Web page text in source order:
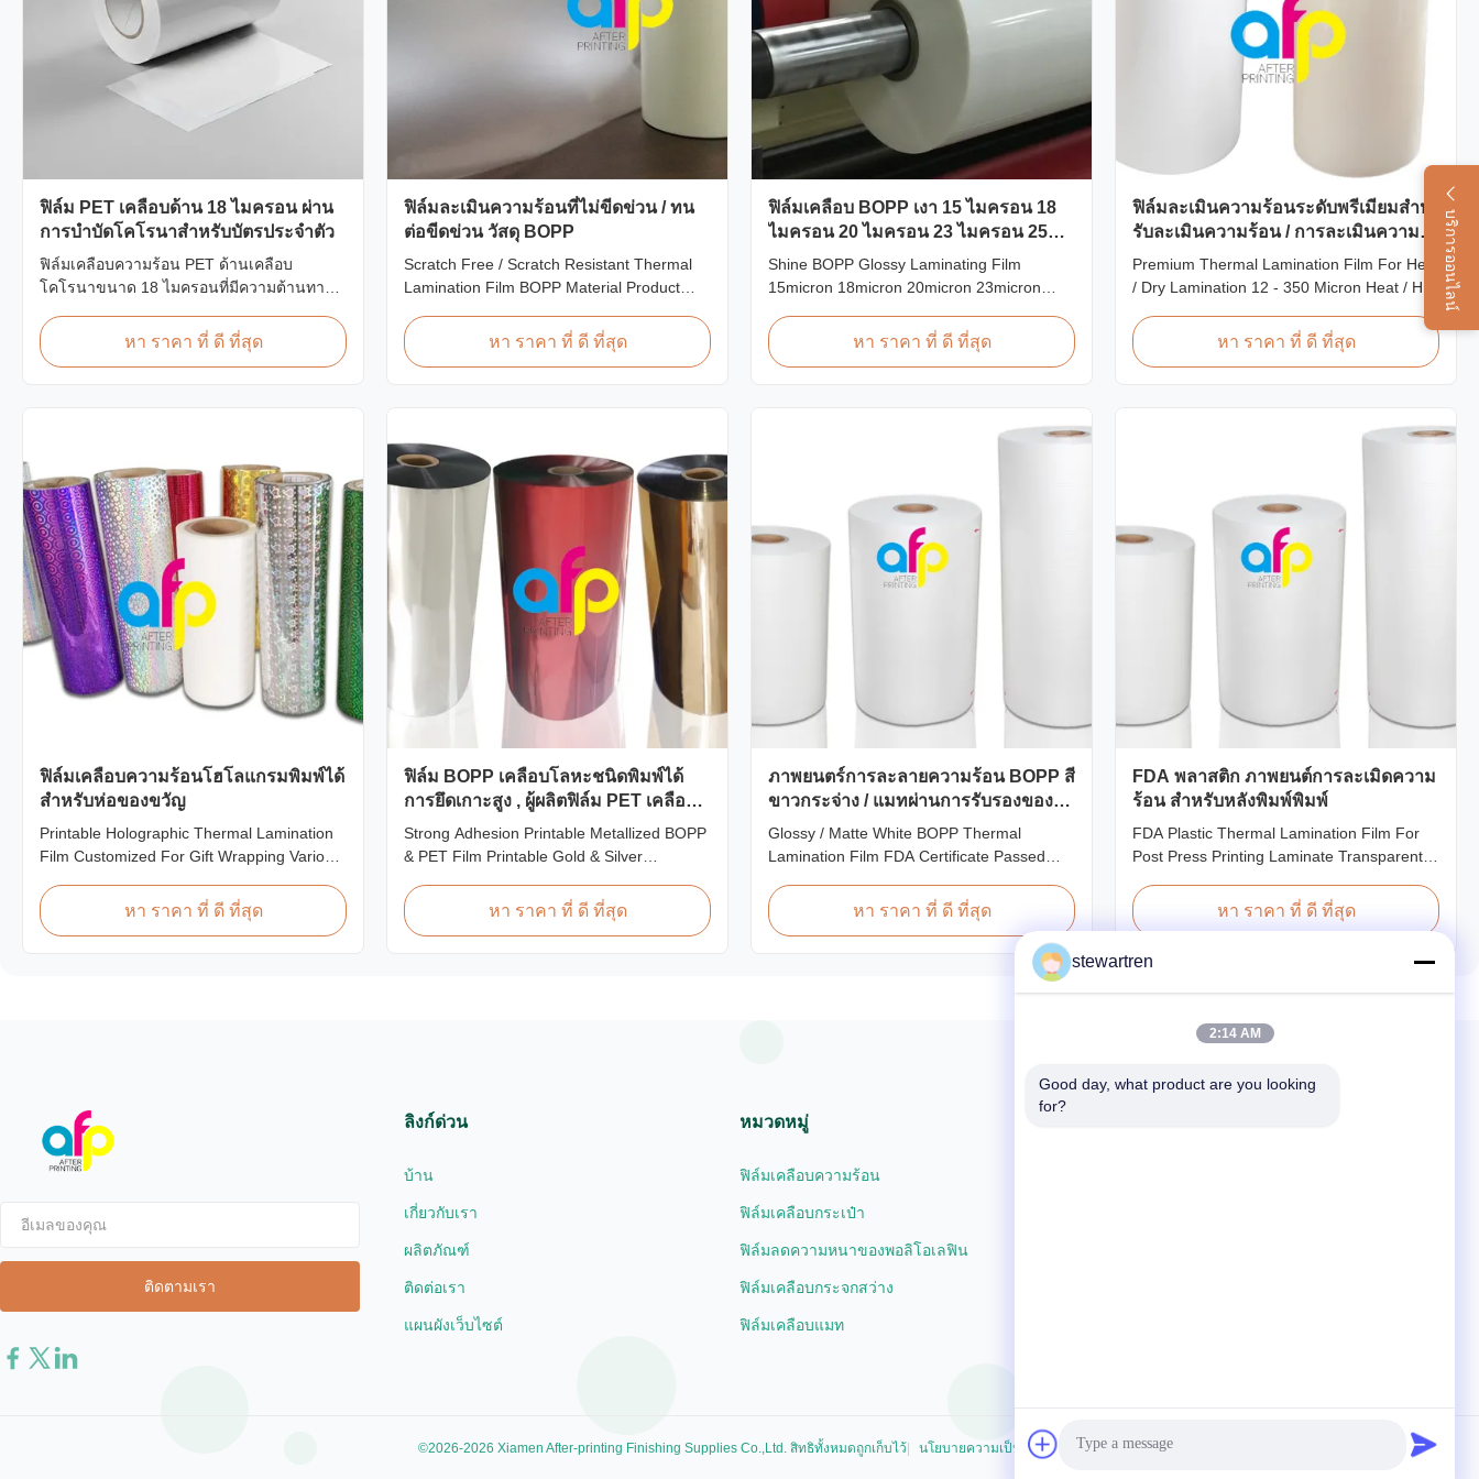
บริการออนไลน์
ฟิล์ม PET เคลือบด้าน 18 ไมครอน ผ่าน
การบำบัดโคโรนาสำหรับบัตรประจำตัว
ฟิล์มเคลือบความร้อน PET ด้านเคลือบ
โคโรนาขนาด 18 ไมครอนที่มีความต้านทาน
สำหรับบัตรประจำตัว ตราสัญลักษณ์ และการ
ปกป้องข้อมูลประจำตัวด้วยการยึดเกาะและ
หา ราคา ที่ ดี ที่สุด
ฟิล์มละเมินความร้อนที่ไม่ขีดข่วน / ทน
ต่อขีดข่วน วัสดุ BOPP
Scratch Free / Scratch Resistant Thermal
Lamination Film BOPP Material Product
film (also known as scratch free lamination
film, scratch resistant lamination film) is
หา ราคา ที่ ดี ที่สุด
ฟิล์มเคลือบ BOPP เงา 15 ไมครอน 18
ไมครอน 20 ไมครอน 23 ไมครอน 25
ไมครอน
Shine BOPP Glossy Laminating Film
15micron 18micron 20micron 23micron
Thickness 15micron to 30micron Shine
BOPP Thermal Lamination Film As a
หา ราคา ที่ ดี ที่สุด
ฟิล์มละเมินความร้อนระดับพรีเมียมสําห
รับละเมินความร้อน / การละเมินความ
แห้ง 12 - 350 ไมครอน
Premium Thermal Lamination Film For Heat
/ Dry Lamination 12 - 350 Micron Heat / Hot
Roll Thermal Lamination Film BOPP
Thermal Lamination Film Technical
หา ราคา ที่ ดี ที่สุด
ฟิล์มเคลือบความร้อนโฮโลแกรมพิมพ์ได้
สำหรับห่อของขวัญ
Printable Holographic Thermal Lamination
Film Customized For Gift Wrapping Various
Film for Gift Wrapping Our comprehensive
range of holographic thermal lamination
หา ราคา ที่ ดี ที่สุด
ฟิล์ม BOPP เคลือบโลหะชนิดพิมพ์ได้
การยึดเกาะสูง , ผู้ผลิตฟิล์ม PET เคลือบ
โลหะ
Strong Adhesion Printable Metallized BOPP
& PET Film Printable Gold & Silver
metallized thermal laminating film creates
an aluminum paper-like finish when
หา ราคา ที่ ดี ที่สุด
ภาพยนตร์การละลายความร้อน BOPP สี
ขาวกระจ่าง / แมทผ่านการรับรองของ
FDA
Glossy / Matte White BOPP Thermal
Lamination Film FDA Certificate Passed
Laminating Film BOPP Thermal Lamination
Film is a plastic thin film designed for paper
lamination. It utilizes BOPP film as the base
material layer and EVA as the heat-sensitive
หา ราคา ที่ ดี ที่สุด
FDA พลาสติก ภาพยนต์การละเมิดความ
ร้อน สําหรับหลังพิมพ์พิมพ์
FDA Plastic Thermal Lamination Film For
Post Press Printing Laminate Transparent
Post-press Printing Laminate BOPP
Thermal Lamination Film Parameter
Oriented Polypropylene) Film Thickness
15micron to 30micron Adhesion ...
หา ราคา ที่ ดี ที่สุด
ลิงก์ด่วน
บ้าน
เกี่ยวกับเรา
ผลิตภัณฑ์
ติดต่อเรา
แผนผังเว็บไซต์
หมวดหมู่
ฟิล์มเคลือบความร้อน
ฟิล์มเคลือบกระเป๋า
ฟิล์มลดความหนาของพอลิโอเลฟิน
ฟิล์มเคลือบกระจกสว่าง
ฟิล์มเคลือบแมท
©2026-2026 Xiamen After-printing Finishing Supplies Co.,Ltd. สิทธิทั้งหมดถูกเก็บไว้ นโยบายความเป็นส่วนตัว
stewartren
2:14 AM
Good day, what product are you looking
for?